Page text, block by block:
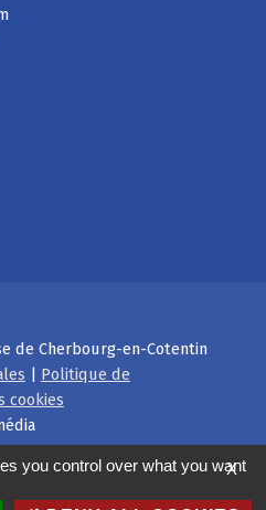
de Cherbourg-en-Cotentin
| Politique de
cookies
X
you control over what you want